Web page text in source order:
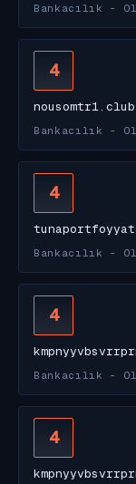
Bankacılık -
4
nousomtr1.club
Bankacılık -
4
Bankacılık -
4
Bankacılık -
4